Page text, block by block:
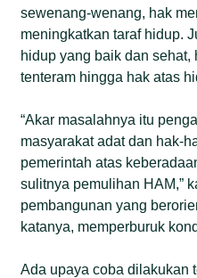
sewenang-wenang, hak
meningkatkan taraf hidup.
hidup yang baik dan sehat,
tenteram hingga hak atas
“Akar masalahnya itu
masyarakat adat dan hak-
pemerintah atas
sulitnya pemulihan HAM,”
pembangunan yang
katanya, memperburuk
Ada upaya coba dilakukan